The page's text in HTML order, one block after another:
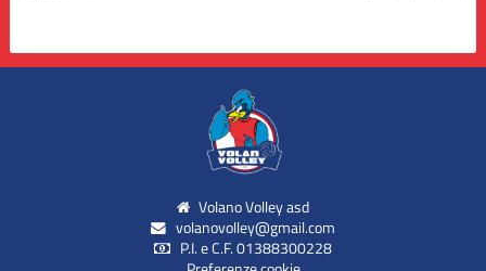
Volano Volley asd
volanovolley@gmail.com
P.I. e C.F. 01388300228